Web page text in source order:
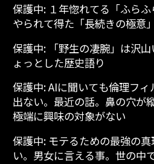
保護中: １年惚れてる「ふら
やられて得た「長続きの極意」
保護中: 「野生の凄腕」は沢
ょっとした歴史語り
保護中: AIに聞いても倫理フ
出ない。最近の話。鼻の穴が
極端に興味の対象がない
保護中: モテるための最強の
い。男女に言える事。世の中